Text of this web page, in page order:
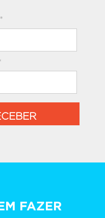
FAZER